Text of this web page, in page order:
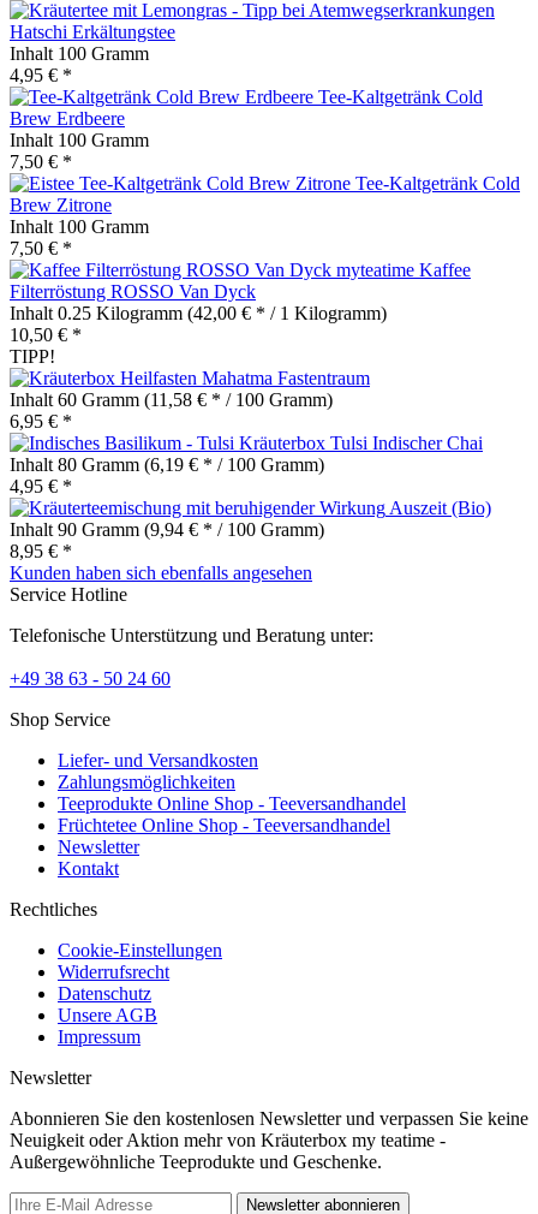
Hatschi Erkältungstee
Inhalt 100 Gramm
4,95 € *
Tee-Kaltgetränk Cold
Brew Erdbeere
Inhalt 100 Gramm
7,50 € *
Tee-Kaltgetränk Cold
Brew Zitrone
Inhalt 100 Gramm
7,50 € *
Kaffee
Filterröstung ROSSO Van Dyck
Inhalt 0.25 Kilogramm (42,00 € * / 1 Kilogramm)
10,50 € *
TIPP!
Mahatma Fastentraum
Inhalt 60 Gramm (11,58 € * / 100 Gramm)
6,95 € *
Tulsi Indischer Chai
Inhalt 80 Gramm (6,19 € * / 100 Gramm)
4,95 € *
Auszeit (Bio)
Inhalt 90 Gramm (9,94 € * / 100 Gramm)
8,95 € *
Kunden haben sich ebenfalls angesehen
Service Hotline
Telefonische Unterstützung und Beratung unter:
+49 38 63 - 50 24 60
Shop Service
Liefer- und Versandkosten
Zahlungsmöglichkeiten
Teeprodukte Online Shop - Teeversandhandel
Früchtetee Online Shop - Teeversandhandel
Newsletter
Kontakt
Rechtliches
Cookie-Einstellungen
Widerrufsrecht
Datenschutz
Unsere AGB
Impressum
Newsletter
Abonnieren Sie den kostenlosen Newsletter und verpassen Sie keine
Neuigkeit oder Aktion mehr von Kräuterbox my teatime -
Außergewöhnliche Teeprodukte und Geschenke.
Newsletter abonnieren